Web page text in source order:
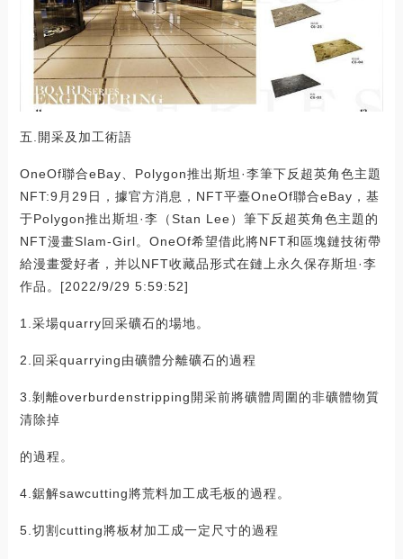
五.開采及加工術語
OneOf聯合eBay、Polygon推出斯坦·李筆下反超英角色主題
NFT:9月29日，據官方消息，NFT平臺OneOf聯合eBay，基
于Polygon推出斯坦·李（Stan Lee）筆下反超英角色主題的
NFT漫畫Slam-Girl。OneOf希望借此將NFT和區塊鏈技術帶
給漫畫愛好者，并以NFT收藏品形式在鏈上永久保存斯坦·李
作品。[2022/9/29 5:59:52]
1.采場quarry回采礦石的場地。
2.回采quarrying由礦體分離礦石的過程
3.剝離overburdenstripping開采前將礦體周圍的非礦體物質
清除掉
的過程。
4.鋸解sawcutting將荒料加工成毛板的過程。
5.切割cutting將板材加工成一定尺寸的過程